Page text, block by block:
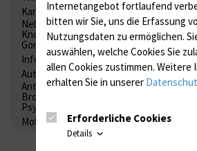
Kardiale Marker
Tumormarker
Nebenniere / Niere; Nebenschilddrüse (
Knochen; Hypophyse / Wachstum;
Gonaden / Zyklus / Sterilität
Infektionsserologie
Allergiediagnostik
Autoimmundiagnostik
Antibiotika, Zystostatika,
Bronchospasmolytika, Antiepileptika,
Psychpharmaka
Molekulare Diagnostik
Internetangebot fortlaufend
bitten wir Sie, uns die Erfassung
Nutzungsdaten zu ermöglichen.
auswählen, welche Cookies Sie
allen Cookies zustimmen. Weitere
erhalten Sie in unserer
Erforderliche Cookies
Details